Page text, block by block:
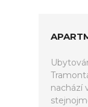
nachází